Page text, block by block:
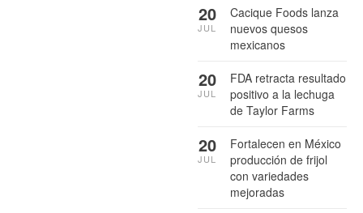
Cacique Foods lanza
nuevos quesos
mexicanos
20
JUL
FDA retracta resultado
positivo a la lechuga
de Taylor Farms
20
JUL
Fortalecen en México
producción de frijol
con variedades
mejoradas
20
JUL